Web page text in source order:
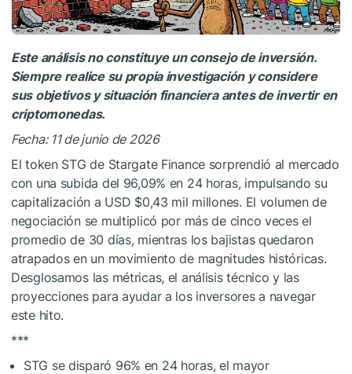
Este análisis no constituye un consejo de inversión.
Siempre realice su propia investigación y considere
sus objetivos y situación financiera antes de invertir en
criptomonedas.
Fecha: 11 de junio de 2026
El token STG de Stargate Finance sorprendió al mercado
con una subida del 96,09% en 24 horas, impulsando su
capitalización a USD $0,43 mil millones. El volumen de
negociación se multiplicó por más de cinco veces el
promedio de 30 días, mientras los bajistas quedaron
atrapados en un movimiento de magnitudes históricas.
Desglosamos las métricas, el análisis técnico y las
proyecciones para ayudar a los inversores a navegar
este hito.
***
STG se disparó 96% en 24 horas, el mayor